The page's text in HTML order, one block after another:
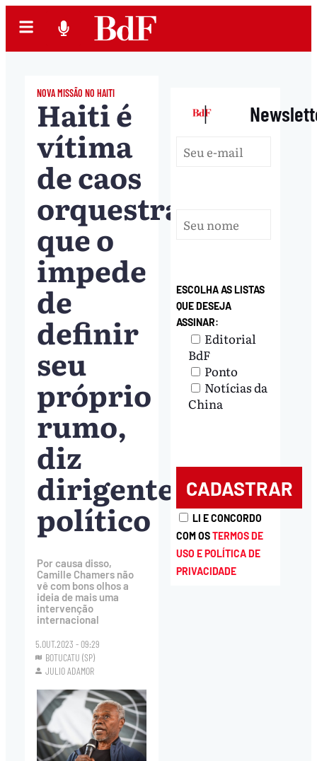
NOVA MISSÃO NO HAITI
Haiti é
vítima
de caos
orquestrado
que o
impede
de
definir
seu
próprio
rumo,
diz
dirigente
político
Por causa disso,
Camille Chamers não
vê com bons olhos a
ideia de mais uma
intervenção
internacional
5.OUT.2023 - 09:29
BOTUCATU (SP)
JULIO ADAMOR
|
ESCOLHA AS LISTAS
QUE DESEJA
ASSINAR:
Editorial
BdF
Ponto
Notícias da
China
LI E CONCORDO
COM OSTERMOS DE
USO E POLÍTICA DE
PRIVACIDADE